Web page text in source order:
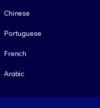
Chinese
Portuguese
French
Arabic